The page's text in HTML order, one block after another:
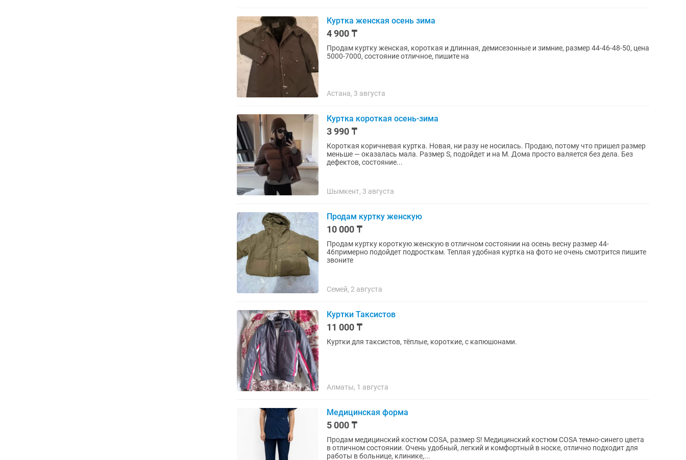
Куртка женская осень зима
4 900 ₸
Продам куртку женская, короткая и длинная, демисезонные и зимние, размер 44-46-48-50, цена
5000-7000, состояние отличное, пишите на
Астана, 3 августа
Куртка короткая осень-зима
3 990 ₸
Короткая коричневая куртка. Новая, ни разу не носилась. Продаю, потому что пришел размер
меньше — оказалась мала. Размер S, подойдет и на M. Дома просто валяется без дела. Без
дефектов, состояние...
Шымкент, 3 августа
Продам куртку женскую
10 000 ₸
Продам куртку короткую женскую в отличном состоянии на осень весну размер 44-
46примерно подойдет подросткам. Теплая удобная куртка на фото не очень смотрится пишите
звоните
Семей, 2 августа
Куртки Таксистов
11 000 ₸
Куртки для таксистов, тёплые, короткие, с капюшонами.
Алматы, 1 августа
Медицинская форма
5 000 ₸
Продам медицинский костюм COSA, размер S! Медицинский костюм COSA темно-синего цвета
в отличном состоянии. Очень удобный, легкий и комфортный в носке, отлично подходит для
работы в больнице, клинике,...